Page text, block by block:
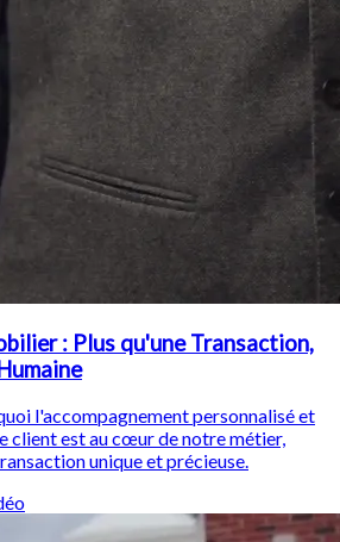
: Plus qu'une Transaction,
l'accompagnement personnalisé et
client est au cœur de notre métier,
unique et précieuse.